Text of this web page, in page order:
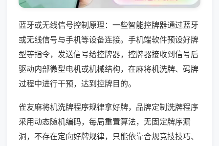
蓝牙或无线信号控制原理：一些智能控牌器通过蓝牙
或无线信号与手机等设备连接。手机端软件预设好牌
型等指令，发送信号给控牌器，控牌器接收到信号后
驱动内部微型电机或机械结构，在麻将机洗牌、码牌
过程中进行干预，达到控牌目的。
雀友麻将机洗牌程序规律拿好牌，品牌定制洗牌程序
采用动态随机编码，每局重置算法，无固定牌序漏
洞，不存在定向好牌规律，只能依靠合规竞技技巧、